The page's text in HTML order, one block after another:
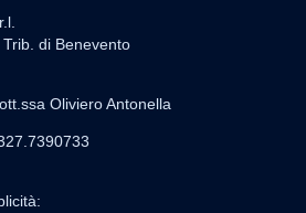
di Benevento
Oliviero Antonella